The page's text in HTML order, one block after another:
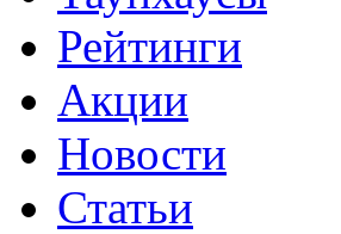
Рейтинги
Акции
Новости
Статьи